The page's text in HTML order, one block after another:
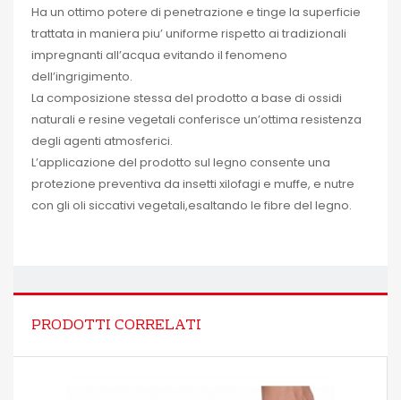
Ha un ottimo potere di penetrazione e tinge la superficie
trattata in maniera piu’ uniforme rispetto ai tradizionali
impregnanti all’acqua evitando il fenomeno
dell’ingrigimento.
La composizione stessa del prodotto a base di ossidi
naturali e resine vegetali conferisce un’ottima resistenza
degli agenti atmosferici.
L’applicazione del prodotto sul legno consente una
protezione preventiva da insetti xilofagi e muffe, e nutre
con gli oli siccativi vegetali,esaltando le fibre del legno.
PRODOTTI CORRELATI